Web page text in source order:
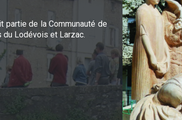
partie de la Communauté de
du Lodévois et Larzac.